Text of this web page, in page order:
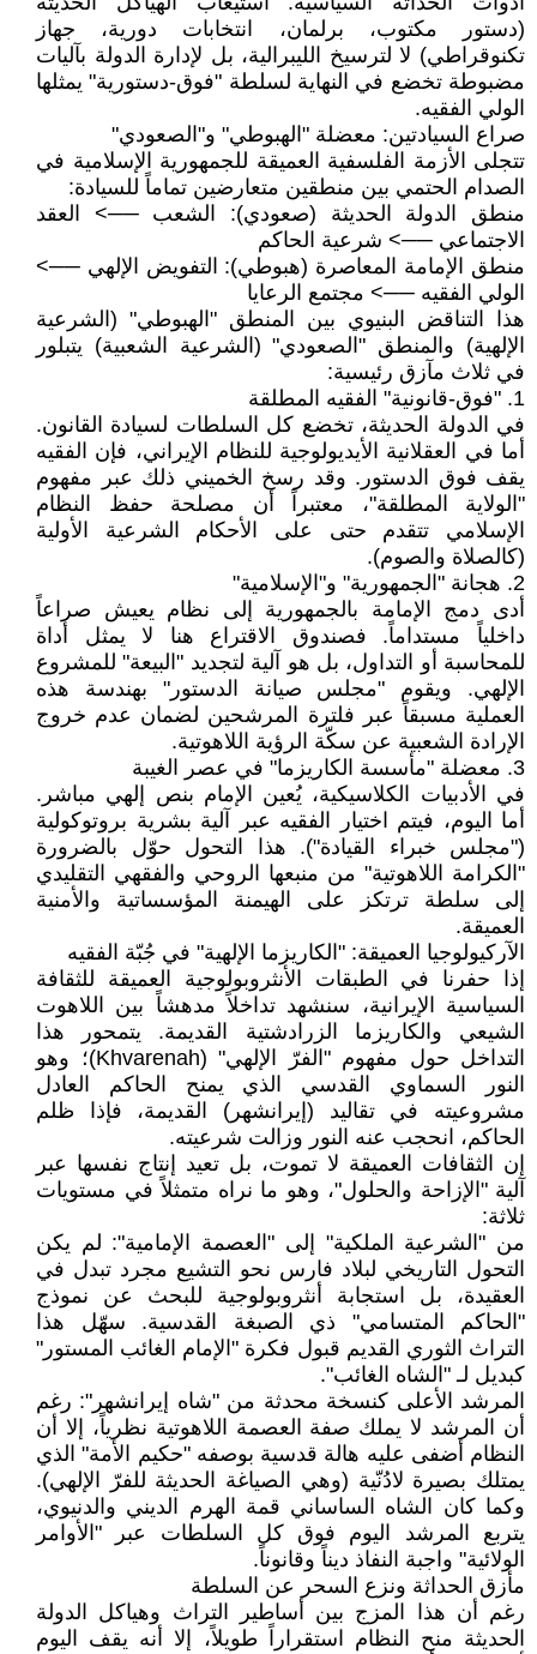
(دستور مكتوب، برلمان، انتخابات دورية، جهاز
تكنوقراطي) لا لترسيخ الليبرالية، بل لإدارة الدولة بآليات
مضبوطة تخضع في النهاية لسلطة "فوق-دستورية" يمثلها
الولي الفقيه.
صراع السيادتين: معضلة "الهبوطي" و"الصعودي"
تتجلى الأزمة الفلسفية العميقة للجمهورية الإسلامية في
الصدام الحتمي بين منطقين متعارضين تماماً للسيادة:
منطق الدولة الحديثة (صعودي): الشعب ──> العقد
الاجتماعي ──> شرعية الحاكم
منطق الإمامة المعاصرة (هبوطي): التفويض الإلهي ──>
الولي الفقيه ──> مجتمع الرعايا
هذا التناقض البنيوي بين المنطق "الهبوطي" (الشرعية
الإلهية) والمنطق "الصعودي" (الشرعية الشعبية) يتبلور
في ثلاث مآزق رئيسية:
1. "فوق-قانونية" الفقيه المطلقة
في الدولة الحديثة، تخضع كل السلطات لسيادة القانون.
أما في العقلانية الأيديولوجية للنظام الإيراني، فإن الفقيه
يقف فوق الدستور. وقد رسخ الخميني ذلك عبر مفهوم
"الولاية المطلقة"، معتبراً أن مصلحة حفظ النظام
الإسلامي تتقدم حتى على الأحكام الشرعية الأولية
(كالصلاة والصوم).
2. هجانة "الجمهورية" و"الإسلامية"
أدى دمج الإمامة بالجمهورية إلى نظام يعيش صراعاً
داخلياً مستداماً. فصندوق الاقتراع هنا لا يمثل أداة
للمحاسبة أو التداول، بل هو آلية لتجديد "البيعة" للمشروع
الإلهي. ويقوم "مجلس صيانة الدستور" بهندسة هذه
العملية مسبقاً عبر فلترة المرشحين لضمان عدم خروج
الإرادة الشعبية عن سكّة الرؤية اللاهوتية.
3. معضلة "مأسسة الكاريزما" في عصر الغيبة
في الأدبيات الكلاسيكية، يُعين الإمام بنص إلهي مباشر.
أما اليوم، فيتم اختيار الفقيه عبر آلية بشرية بروتوكولية
("مجلس خبراء القيادة"). هذا التحول حوّل بالضرورة
"الكرامة اللاهوتية" من منبعها الروحي والفقهي التقليدي
إلى سلطة ترتكز على الهيمنة المؤسساتية والأمنية
العميقة.
الآركيولوجيا العميقة: "الكاريزما الإلهية" في جُبّة الفقيه
إذا حفرنا في الطبقات الأنثروبولوجية العميقة للثقافة
السياسية الإيرانية، سنشهد تداخلاً مدهشاً بين اللاهوت
الشيعي والكاريزما الزرادشتية القديمة. يتمحور هذا
التداخل حول مفهوم "الفرّ الإلهي" (Khvarenah)؛ وهو
النور السماوي القدسي الذي يمنح الحاكم العادل
مشروعيته في تقاليد (إيرانشهر) القديمة، فإذا ظلم
الحاكم، انحجب عنه النور وزالت شرعيته.
إن الثقافات العميقة لا تموت، بل تعيد إنتاج نفسها عبر
آلية "الإزاحة والحلول"، وهو ما نراه متمثلاً في مستويات
ثلاثة:
من "الشرعية الملكية" إلى "العصمة الإمامية": لم يكن
التحول التاريخي لبلاد فارس نحو التشيع مجرد تبدل في
العقيدة، بل استجابة أنثروبولوجية للبحث عن نموذج
"الحاكم المتسامي" ذي الصبغة القدسية. سهّل هذا
التراث الثوري القديم قبول فكرة "الإمام الغائب المستور"
كبديل لـ "الشاه الغائب".
المرشد الأعلى كنسخة محدثة من "شاه إيرانشهر": رغم
أن المرشد لا يملك صفة العصمة اللاهوتية نظرياً، إلا أن
النظام أضفى عليه هالة قدسية بوصفه "حكيم الأمة" الذي
يمتلك بصيرة لادُنّية (وهي الصياغة الحديثة للفرّ الإلهي).
وكما كان الشاه الساساني قمة الهرم الديني والدنيوي،
يتربع المرشد اليوم فوق كل السلطات عبر "الأوامر
الولائية" واجبة النفاذ ديناً وقانوناً.
مأزق الحداثة ونزع السحر عن السلطة
رغم أن هذا المزج بين أساطير التراث وهياكل الدولة
الحديثة منح النظام استقراراً طويلاً، إلا أنه يقف اليوم